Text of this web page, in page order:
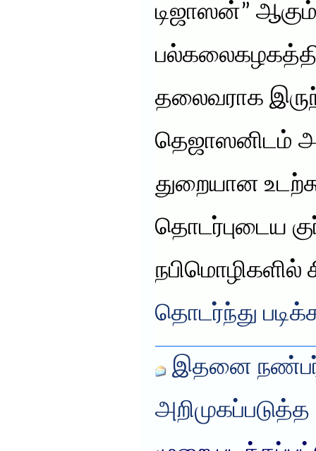
டிஜாஸன்”
தலைவராக
தெஜாஸனிடம்
துறையான
தொடர்புடைய
நபிமொழிகளில்
தொடர்ந்து
இதனை
அறிமுகப்படுத்த